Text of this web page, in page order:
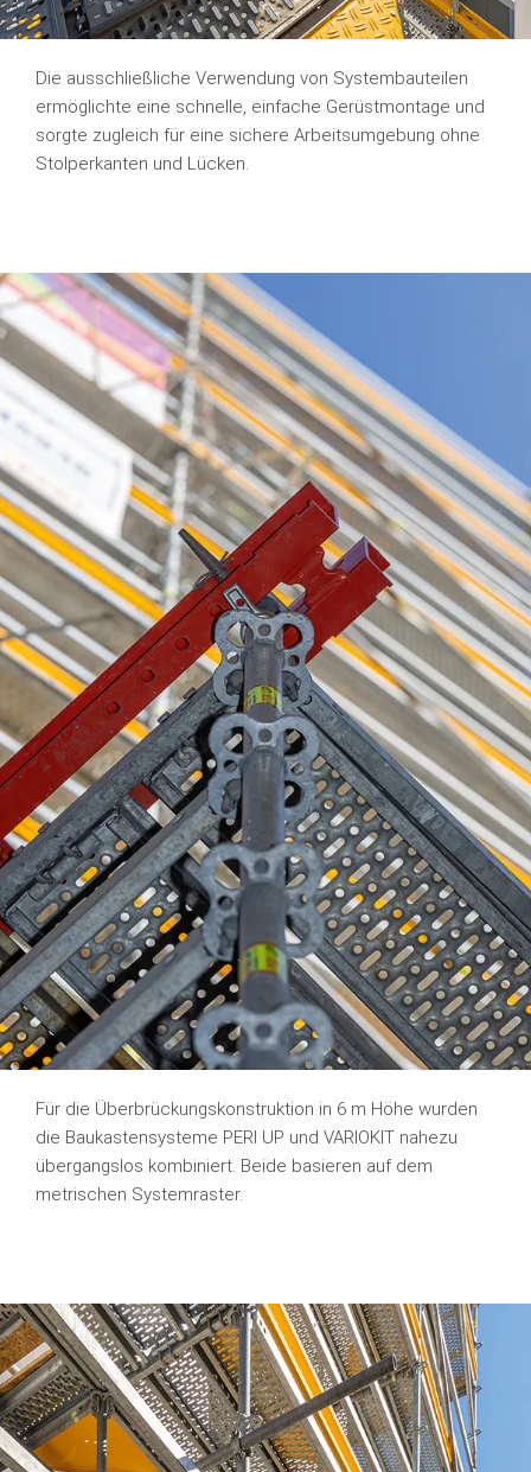
Die ausschließliche Verwendung von Systembauteilen
ermöglichte eine schnelle, einfache Gerüstmontage und
sorgte zugleich für eine sichere Arbeitsumgebung ohne
Stolperkanten und Lücken.
Für die Überbrückungskonstruktion in 6 m Höhe wurden
die Baukastensysteme PERI UP und VARIOKIT nahezu
übergangslos kombiniert. Beide basieren auf dem
metrischen Systemraster.